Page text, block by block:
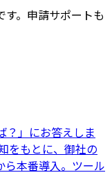
す。申請サポートも
？」にお答えしま
をもとに、御社の
ら本番導入。ツール